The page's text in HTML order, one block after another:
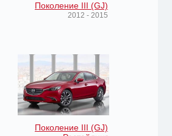
Поколение III (GJ)
2012 - 2015
Поколение III (GJ)